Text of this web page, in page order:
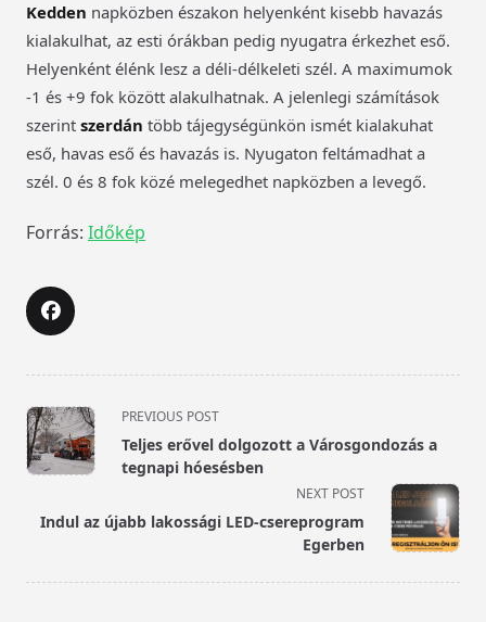
Kedden napközben északon helyenként kisebb havazás
kialakulhat, az esti órákban pedig nyugatra érkezhet eső.
Helyenként élénk lesz a déli-délkeleti szél. A maximumok
-1 és +9 fok között alakulhatnak. A jelenlegi számítások
szerint szerdán több tájegységünkön ismét kialakuhat
eső, havas eső és havazás is. Nyugaton feltámadhat a
szél. 0 és 8 fok közé melegedhet napközben a levegő.
Forrás: Időkép
<span
class="nav-
subtitle
reader-
PREVIOUS POST
Teljes erővel dolgozott a Városgondozás a
tegnapi hóesésben
NEXT POST
Indul az újabb lakossági LED-csereprogram
Egerben